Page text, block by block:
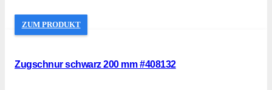
ZUM PRODUKT
Zugschnur schwarz 200 mm #408132